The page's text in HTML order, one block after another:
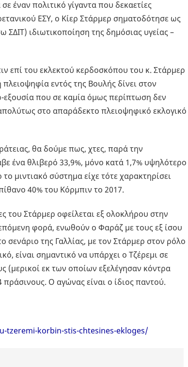
έναν πολιτικό γίγαντα που δεκαετίες
ΕΣΥ, ο Κίερ Στάρμερ σηματοδότησε ως
ιδιωτικοποίηση της δημόσιας υγείας –
επί του εκλεκτού κερδοσκόπου του κ. Στάρμερ
εντός της Βουλής δίνει στον
που σε καμία όμως περίπτωση δεν
στο απαράδεκτο πλειοψηφικό εκλογικό
θα δούμε πως, χτες, παρά την
ένα θλιβερό 33,9%, μόνο κατά 1,7% υψηλότερο
μιντιακό σύστημα είχε τότε χαρακτηρίσει
40% του Κόρμπιν το 2017.
του Στάρμερ οφείλεται εξ ολοκλήρου στην
φορά, ενωθούν ο Φαράζ με τους εξ ίσου
της Γαλλίας, με τον Στάρμερ στον ρόλο
είναι σημαντικό να υπάρχει ο Τζέρεμι σε
(μερικοί εκ των οποίων εξελέγησαν κόντρα
Ο αγώνας είναι ο ίδιος παντού.
korbin-stis-chtesines-ekloges/